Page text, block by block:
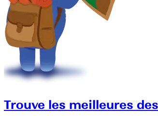
Trouve les meilleures